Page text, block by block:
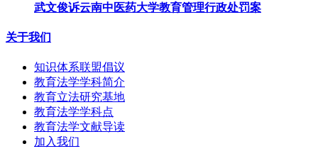
武文俊诉云南中医药大学教育管理行政处罚案
关于我们
知识体系联盟倡议
教育法学学科简介
教育立法研究基地
教育法学学科点
教育法学文献导读
加入我们